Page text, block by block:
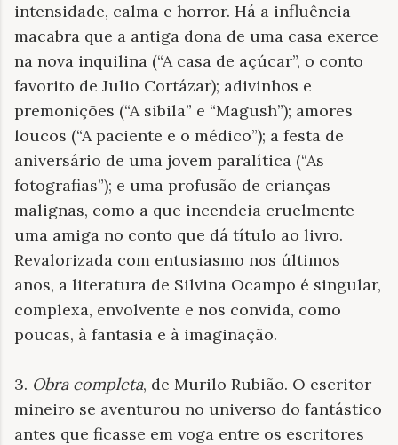
intensidade, calma e horror. Há a influência
macabra que a antiga dona de uma casa exerce
na nova inquilina (“A casa de açúcar”, o conto
favorito de Julio Cortázar); adivinhos e
premonições (“A sibila” e “Magush”); amores
loucos (“A paciente e o médico”); a festa de
aniversário de uma jovem paralítica (“As
fotografias”); e uma profusão de crianças
malignas, como a que incendeia cruelmente
uma amiga no conto que dá título ao livro.
Revalorizada com entusiasmo nos últimos
anos, a literatura de Silvina Ocampo é singular,
complexa, envolvente e nos convida, como
poucas, à fantasia e à imaginação.
3. Obra completa, de Murilo Rubião. O escritor
mineiro se aventurou no universo do fantástico
antes que ficasse em voga entre os escritores